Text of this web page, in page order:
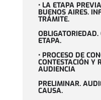
• LA ETAPA
BUENOS AIRES.
TRÁMITE.
ETAPA.
• PROCESO DE
CONTESTACIÓN Y
AUDIENCIA
PRELIMINAR.
CAUSA.